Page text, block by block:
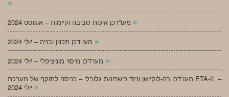
»
»
»
מעו”דכן רה-לוקיישן וניוד כישרונות גלובלי – כניסה לתוקף של מערכת ETA-IL –
»